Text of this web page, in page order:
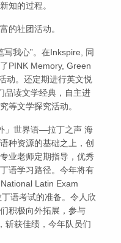
知的过程。
的社团活动。
我心”。在Inkspire, 同
PINK Memory, Green
动。还定期进行英文悦
品读文学经典，自主进
等文学探究活动。
」世界语—拉丁之声 海
种资源的基础之上，创
业老师定期指导，优秀
语学习路径。今年将有
Latin Exam
语考试的准备。令人欣
积极向外拓展，参与
斩获佳绩，今年队员们